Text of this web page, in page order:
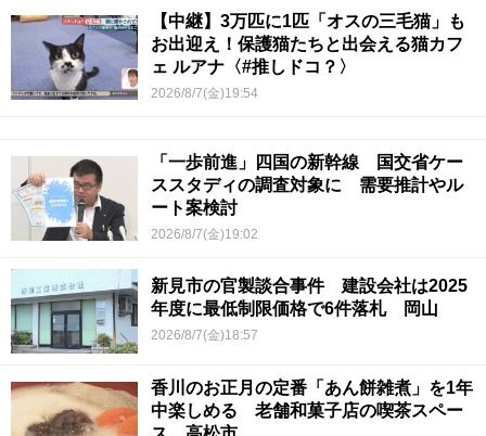
【中継】3万匹に1匹「オスの三毛猫」も
お出迎え！保護猫たちと出会える猫カフ
ェ ルアナ〈#推しドコ？〉
2026/8/7(金)19:54
「一歩前進」四国の新幹線 国交省ケー
ススタディの調査対象に 需要推計やル
ート案検討
2026/8/7(金)19:02
新見市の官製談合事件 建設会社は2025
年度に最低制限価格で6件落札 岡山
2026/8/7(金)18:57
香川のお正月の定番「あん餅雑煮」を1年
中楽しめる 老舗和菓子店の喫茶スペー